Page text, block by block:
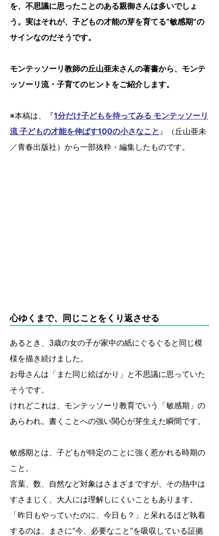
を、不思議に思ったことのある親御さんは多いでしょ
う。実はそれが、子どもの才能の芽を育てる“敏感期”の
サインなのだそうです。
モンテッソーリ教師の丘山亜未さんの著書から、モンテ
ッソーリ流・子育てのヒントをご紹介します。
※本稿は、『1分だけ子どもを待ってみる モンテッソーリ
流 子どもの才能を伸ばす100の小さなこと 』（丘山亜未
／青春出版社）から一部抜粋・編集したものです。
心ゆくまで、同じことをくり返させる
あるとき、3歳の女の子が家中の紙にぐるぐると同じ模
様を描き続けました。
お母さんは「また同じ絵ばかり」と不思議に思っていた
そうです。
けれどこれは、モンテッソーリ教育でいう「敏感期」の
あらわれ。書くことへの強い関心が芽生えた瞬間です。
敏感期とは、子どもが特定のことに強く惹かれる時期の
こと。
言葉、数、自然など対象はさまざまですが、その熱中は
すさまじく、大人には理解しにくいこともあります。
「昨日もやっていたのに、今日も？」と呆れるほど執着
するのは、まさに“今、必要なこと”を吸収している証拠